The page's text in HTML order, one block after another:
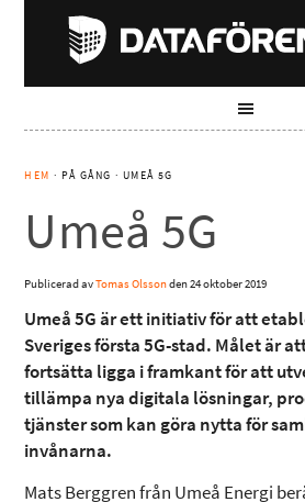
HEM · PÅ GÅNG · UMEÅ 5G
Umeå 5G
Publicerad avTomas Olssonden24 oktober 2019
Umeå 5G är ett initiativ för att
Sveriges första 5G-stad. Målet är
fortsätta ligga i framkant för att
tillämpa nya digitala lösningar,
tjänster som kan göra nytta för
invånarna.
Mats Berggren från Umeå Energi